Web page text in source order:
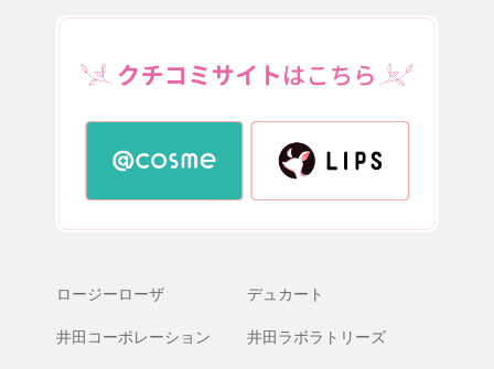
ロージーローザ デュカート
井田コーポレーション 井田ラボラトリーズ